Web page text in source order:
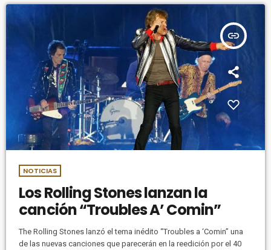
insert_link
NOTICIAS
Los Rolling Stones lanzan la
canción “Troubles A’ Comin”
The Rolling Stones lanzó el tema inédito “Troubles a ‘Comin” una
de las nuevas canciones que parecerán en la reedición por el 40